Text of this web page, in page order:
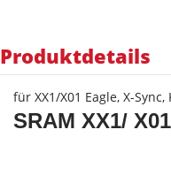
Produktdetails
für XX1/X01 Eagle, X-
SRAM XX1/